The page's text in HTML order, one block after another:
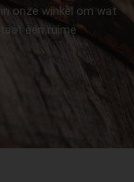
onze winkel om wat
een ruime